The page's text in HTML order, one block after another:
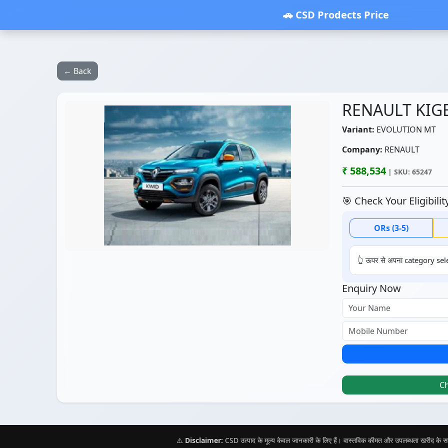
🚗 CSD Prodects Price
← Back
RENAULT
Variant: EVOLUTION MT
Company: RENAULT
₹ 588,534| SKU: 65247
🎯 Check Your
ORs (3-5)
👆 ऊपर से अपना category
Enquiry Now
⚠️ Disclaimer: CSD उत्पाद के मूल्य केवल जानकारी के लिए हैं। वास्तविक कीमत और उपलब्धता खरीद के